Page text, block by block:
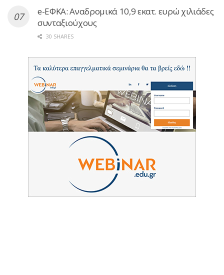
e-ΕΦΚΑ: Αναδρομικά 10,9 εκατ. ευρώ χιλιάδες
συνταξιούχους
30 SHARES